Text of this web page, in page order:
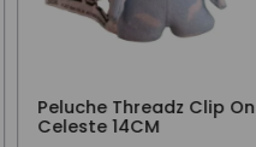
Peluche Threadz Clip On
Celeste 14CM